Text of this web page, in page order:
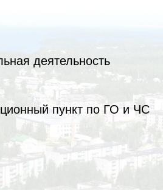
деятельность
пункт по ГО и ЧС